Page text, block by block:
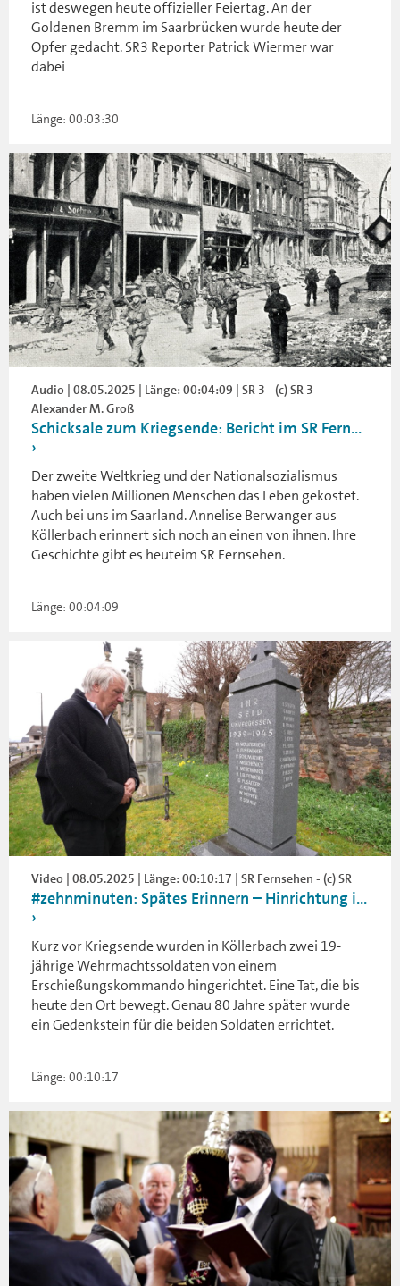
ist deswegen heute offizieller Feiertag. An der
Goldenen Bremm im Saarbrücken wurde heute der
Opfer gedacht. SR3 Reporter Patrick Wiermer war
dabei
Länge: 00:03:30
Audio | 08.05.2025 | Länge: 00:04:09 | SR 3 - (c) SR 3
Alexander M. Groß
Schicksale zum Kriegsende: Bericht im SR Fern...
Der zweite Weltkrieg und der Nationalsozialismus
haben vielen Millionen Menschen das Leben gekostet.
Auch bei uns im Saarland. Annelise Berwanger aus
Köllerbach erinnert sich noch an einen von ihnen. Ihre
Geschichte gibt es heuteim SR Fernsehen.
Länge: 00:04:09
Video | 08.05.2025 | Länge: 00:10:17 | SR Fernsehen - (c) SR
#zehnminuten: Spätes Erinnern – Hinrichtung i...
Kurz vor Kriegsende wurden in Köllerbach zwei 19-
jährige Wehrmachtssoldaten von einem
Erschießungskommando hingerichtet. Eine Tat, die bis
heute den Ort bewegt. Genau 80 Jahre später wurde
ein Gedenkstein für die beiden Soldaten errichtet.
Länge: 00:10:17